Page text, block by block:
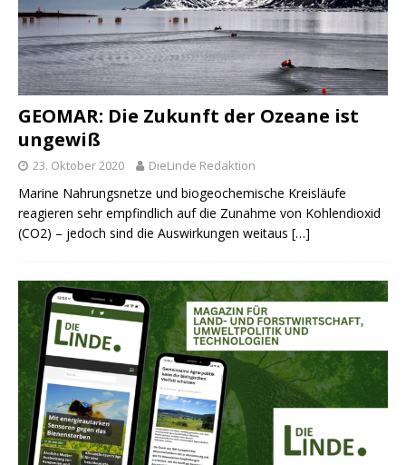
GEOMAR: Die Zukunft der Ozeane ist
ungewiß
23. Oktober 2020 DieLinde Redaktion
Marine Nahrungsnetze und biogeochemische Kreisläufe
reagieren sehr empfindlich auf die Zunahme von Kohlendioxid
(CO2) – jedoch sind die Auswirkungen weitaus […]